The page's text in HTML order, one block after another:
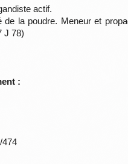
actif.
de la poudre. Meneur et
J 78)
:
474